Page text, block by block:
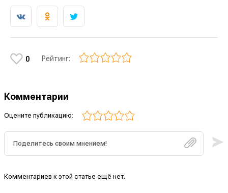
0 Рейтинг:
Комментарии
Оцените публикацию:
Комментариев к этой статье ещё нет.